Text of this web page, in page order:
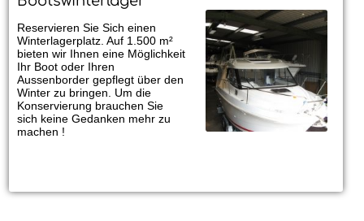
Reservieren Sie Sich einen
Winterlagerplatz. Auf 1.500 m²
bieten wir Ihnen eine Möglichkeit
Ihr Boot oder Ihren
Aussenborder gepflegt über den
Winter zu bringen. Um die
Konservierung brauchen Sie
sich keine Gedanken mehr zu
machen !